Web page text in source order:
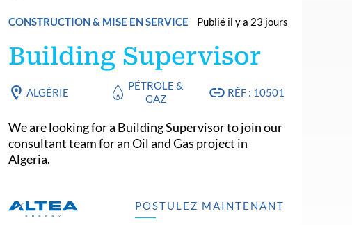
CONSTRUCTION & MISE EN SERVICE Publié il y a 23 jours
Building Supervisor
ALGÉRIE
PÉTROLE &
GAZ
RÉF : 10501
We are looking for a Building Supervisor to join our
consultant team for an Oil and Gas project in
Algeria.
POSTULEZ MAINTENANT